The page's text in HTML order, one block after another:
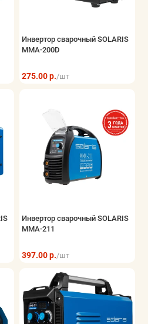
Инвертор сварочный SOLARIS
MMA-200D
275.00 р./шт
Инвертор сварочный SOLARIS
MMA-211
397.00 р./шт